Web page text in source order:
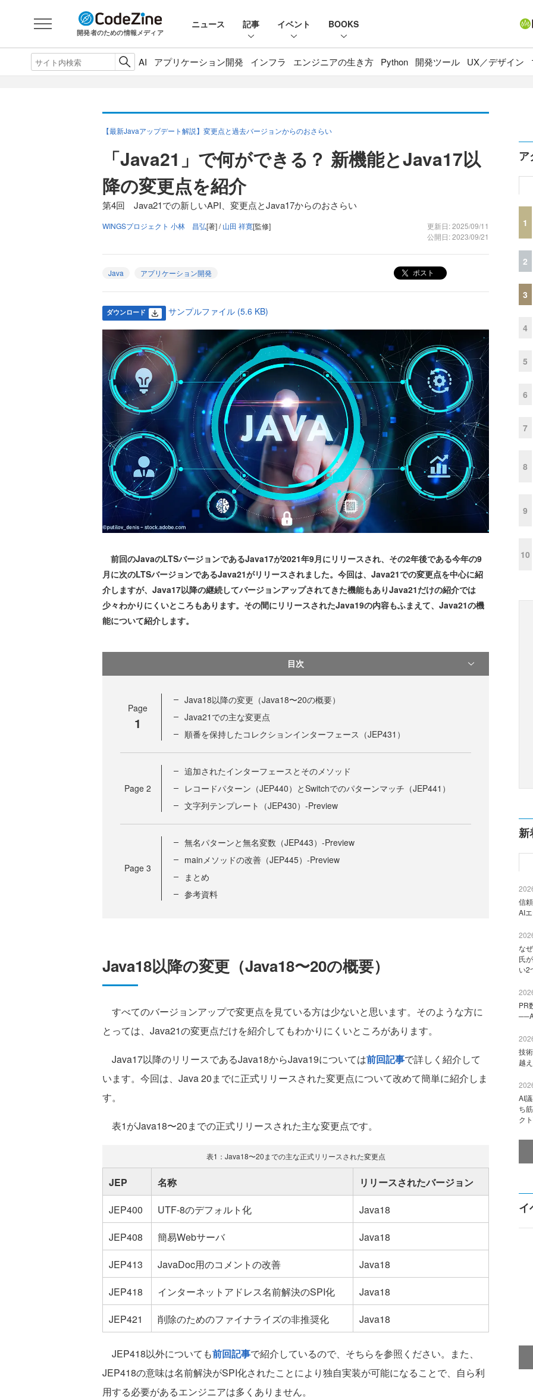
開発者のための情報メディア
ニュース 記事 イベント BOOKS
AI アプリケーション開発 インフラ エンジニアの生き方 Python 開発ツール UX／デザイン
【最新Javaアップデート解説】変更点と過去バージョンからのおさらい
「Java21」で何ができる？ 新機能とJava17以
降の変更点を紹介
第4回 Java21での新しいAPI、変更点とJava17からのおさらい
WINGSプロジェクト 小林 昌弘[著] /山田 祥寛[監修]
更新日: 2025/09/11
公開日: 2023/09/21
Java アプリケーション開発 ポスト
ダウンロード サンプルファイル (5.6 KB)
前回のJavaのLTSバージョンであるJava17が2021年9月にリリースされ、その2年後である今年の9
月に次のLTSバージョンであるJava21がリリースされました。今回は、Java21での変更点を中心に紹
介しますが、Java17以降の継続してバージョンアップされてきた機能もありJava21だけの紹介では
少々わかりにくいところもあります。その間にリリースされたJava19の内容もふまえて、Java21の機
能について紹介します。
目次
Page
1
Java18以降の変更（Java18〜20の概要）
Java21での主な変更点
順番を保持したコレクションインターフェース（JEP431）
Page 2
追加されたインターフェースとそのメソッド
レコードパターン（JEP440）とSwitchでのパターンマッチ（JEP441）
文字列テンプレート（JEP430）-Preview
Page 3
無名パターンと無名変数（JEP443）-Preview
mainメソッドの改善（JEP445）-Preview
まとめ
参考資料
Java18以降の変更（Java18〜20の概要）
すべてのバージョンアップで変更点を見ている方は少ないと思います。そのような方に
とっては、Java21の変更点だけを紹介してもわかりにくいところがあります。
Java17以降のリリースであるJava18からJava19については前回記事で詳しく紹介して
います。今回は、Java 20までに正式リリースされた変更点について改めて簡単に紹介しま
す。
表1がJava18〜20までの正式リリースされた主な変更点です。
表1：Java18〜20までの主な正式リリースされた変更点
JEP 名称
リリースされたバージョン
JEP400
UTF-8のデフォルト化
Java18
JEP408
簡易Webサーバ
Java18
JEP413
JavaDoc用のコメントの改善
Java18
JEP418
インターネットアドレス名前解決のSPI化
Java18
JEP421
削除のためのファイナライズの非推奨化 Java18
JEP418以外についても前回記事で紹介しているので、そちらを参照ください。また、
JEP418の意味は名前解決がSPI化されたことにより独自実装が可能になることで、自ら利
用する必要があるエンジニアは多くありません。
ア
1
2
3
4
5
6
7
8
9
10
新
信
AI
な
氏
い2
PR
技
越
AI
ち
ク
イ